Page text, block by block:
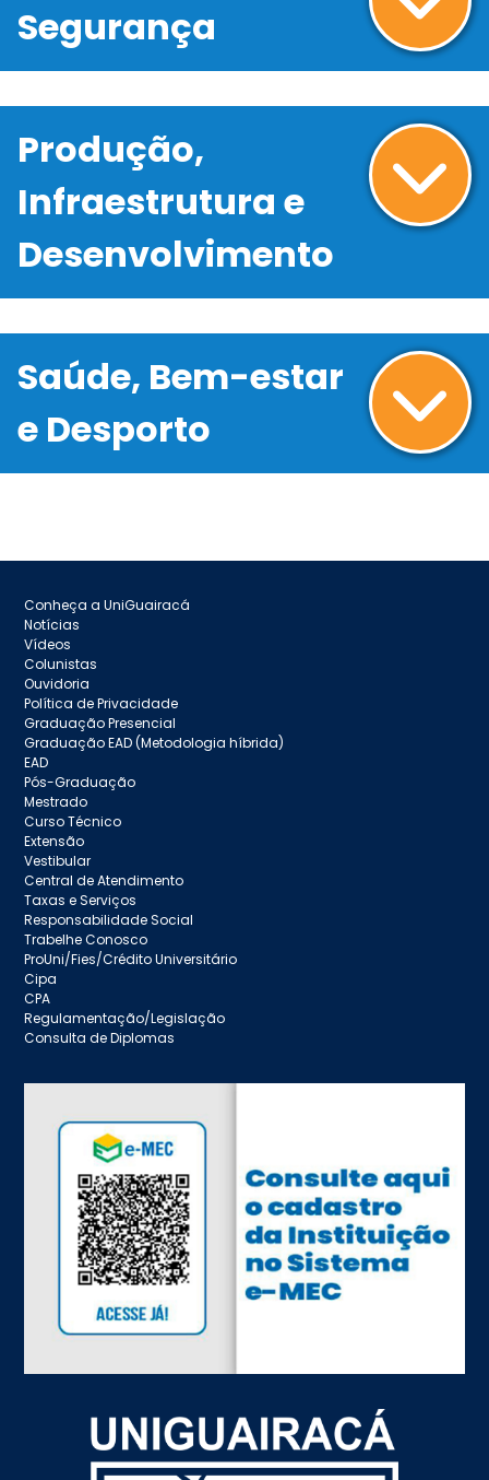
Segurança
Produção,
Infraestrutura e
Desenvolvimento
Saúde, Bem-estar
e Desporto
Conheça a UniGuairacá
Notícias
Vídeos
Colunistas
Ouvidoria
Política de Privacidade
Graduação Presencial
Graduação EAD (Metodologia híbrida)
EAD
Pós-Graduação
Mestrado
Curso Técnico
Extensão
Vestibular
Central de Atendimento
Taxas e Serviços
Responsabilidade Social
Trabelhe Conosco
ProUni/Fies/Crédito Universitário
Cipa
CPA
Regulamentação/Legislação
Consulta de Diplomas